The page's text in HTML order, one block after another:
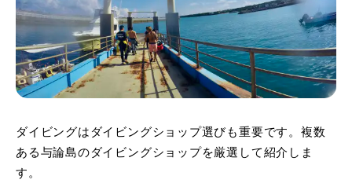
ダイビングはダイビングショップ選びも重要です。複数
ある与論島のダイビングショップを厳選して紹介しま
す。